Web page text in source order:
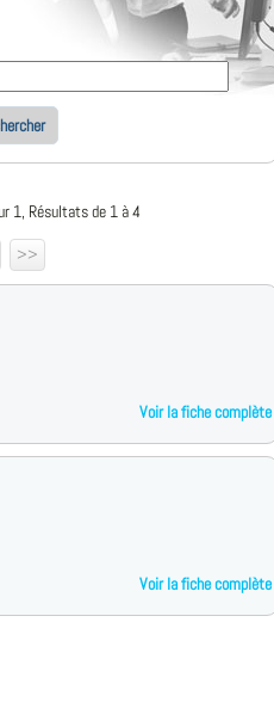
1, Résultats de 1 à 4
>>
Voir la fiche complète
Voir la fiche complète